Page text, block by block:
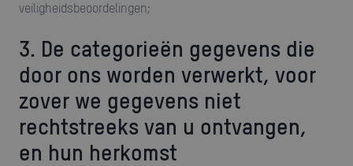
veiligheidsbeoordelingen;
3. De categorieën gegevens die
door ons worden verwerkt, voor
zover we gegevens niet
rechtstreeks van u ontvangen,
en hun herkomst